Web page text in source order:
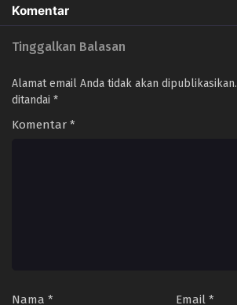
Komentar
Tinggalkan Balasan
Alamat email Anda tidak akan dipublikasikan.
ditandai *
Komentar *
Nama * Email *